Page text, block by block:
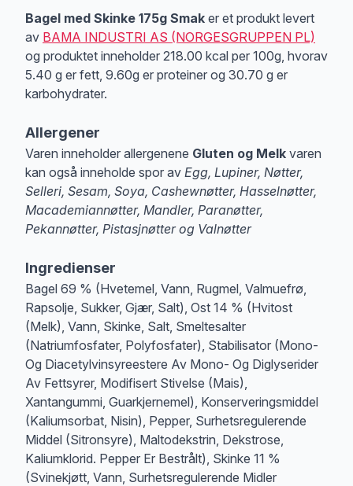
Produktbeskrivelse
Bagel med Skinke 175g Smak er et produkt levert
av BAMA INDUSTRI AS (NORGESGRUPPEN PL)
og produktet inneholder 218.00 kcal per 100g, hvorav
5.40 g er fett, 9.60g er proteiner og 30.70 g er
karbohydrater.
Allergener
Varen inneholder allergenene Gluten og Melk varen
kan også inneholde spor av Egg, Lupiner, Nøtter,
Selleri, Sesam, Soya, Cashewnøtter, Hasselnøtter,
Macademiannøtter, Mandler, Paranøtter,
Pekannøtter, Pistasjnøtter og Valnøtter
Ingredienser
Bagel 69 % (Hvetemel, Vann, Rugmel, Valmuefrø,
Rapsolje, Sukker, Gjær, Salt), Ost 14 % (Hvitost
(Melk), Vann, Skinke, Salt, Smeltesalter
(Natriumfosfater, Polyfosfater), Stabilisator (Mono-
Og Diacetylvinsyreestere Av Mono- Og Diglyserider
Av Fettsyrer, Modifisert Stivelse (Mais),
Xantangummi, Guarkjernemel), Konserveringsmiddel
(Kaliumsorbat, Nisin), Pepper, Surhetsregulerende
Middel (Sitronsyre), Maltodekstrin, Dekstrose,
Kaliumklorid. Pepper Er Bestrålt), Skinke 11 %
(Svinekjøtt, Vann, Surhetsregulerende Midler